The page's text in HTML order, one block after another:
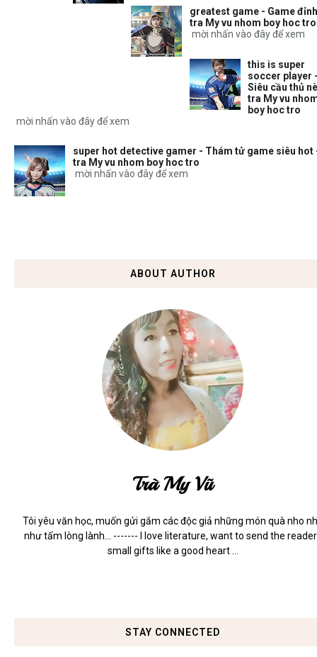
greatest game - Game
tra My vu nhom boy hoc tro
mời nhấn vào đây để xem
this is super
soccer player
Siêu cầu thủ
tra My vu
boy hoc tro
mời nhấn vào đây để xem
super hot detective gamer - Thám tử game siêu hot
tra My vu nhom boy hoc tro
mời nhấn vào đây để xem
ABOUT AUTHOR
Trà My Vũ
Tôi yêu văn học, muốn gửi gắm các độc giả những món quà nho
như tấm lòng lành... ------- I love literature, want to send the
small gifts like a good heart ...
STAY CONNECTED